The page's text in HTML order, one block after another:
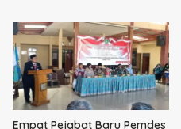
Empat Pejabat Baru Pemdes